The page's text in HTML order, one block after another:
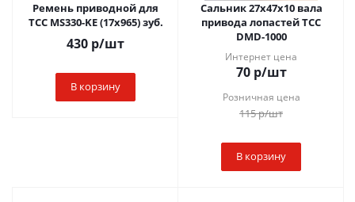
Ремень приводной для
ТСС MS330-KE (17x965) зуб.
430 р/шт
В корзину
Сальник 27х47х10 вала
привода лопастей ТСС
DMD-1000
Интернет цена
70р/шт
Розничная цена
115р/шт
В корзину